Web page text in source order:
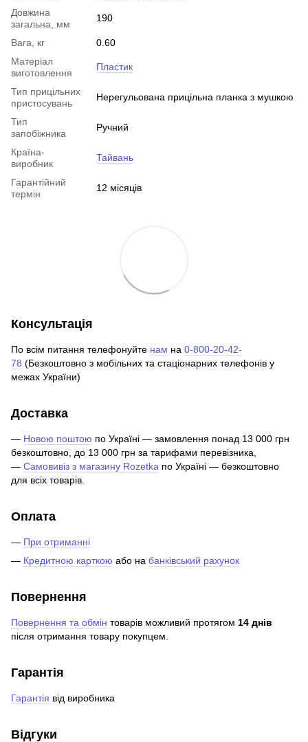
Довжина
загальна, мм
190
Вага, кг
0.60
Матеріал
виготовлення
Пластик
Тип прицільних
пристосувань
Нерегульована прицільна планка з мушкою
Тип
запобіжника
Ручний
Країна-
виробник
Тайвань
Гарантійний
термін
12 місяців
Консультація
По всім питання телефонуйте нам на 0-800-20-42-
78 (Безкоштовно з мобільних та стаціонарних телефонів у
межах України)
Доставка
— Новою поштою по Україні — замовлення понад 13 000 грн
безкоштовно, до 13 000 грн за тарифами перевізника,
— Самовивіз з магазину Rozetka по Україні — безкоштовно
для всіх товарів.
Оплата
— При отриманні
— Кредитною карткою або на банківський рахунок
Повернення
Повернення та обмін товарів можливий протягом 14 днів
після отримання товару покупцем.
Гарантія
Гарантія від виробника
Відгуки